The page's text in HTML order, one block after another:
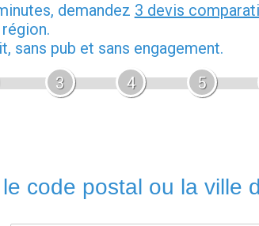
demandez 3 devis
sans pub et sans engagement.
3 4 5
code postal ou la ville